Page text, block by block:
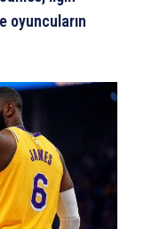
oyuncuların